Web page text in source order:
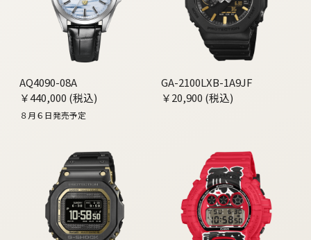
AQ4090-08A
￥440,000 (税込)
８月６日発売予定
GA-2100LXB-1A9JF
￥20,900 (税込)